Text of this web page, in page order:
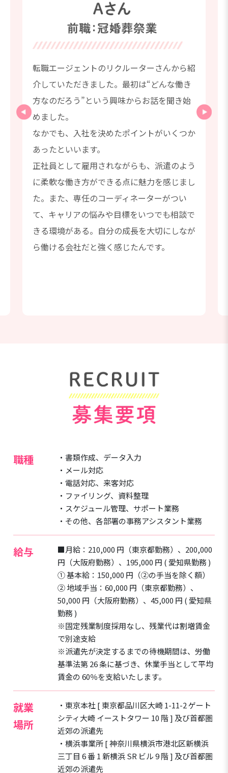
転職エージェントのリクルーターさんから紹
介していただきました。最初は“どんな働き
方なのだろう”という興味からお話を聞き始
めました。
なかでも、入社を決めたポイントがいくつか
あったといいます。
正社員として雇用されながらも、派遣のよう
に柔軟な働き方ができる点に魅力を感じまし
た。また、専任のコーディネーターがつい
て、キャリアの悩みや目標をいつでも相談で
きる環境がある。自分の成長を大切にしなが
ら働ける会社だと強く感じたんです。
職種
・書類作成、データ入力
・メール対応
・電話対応、来客対応
・ファイリング、資料整理
・スケジュール管理、サポート業務
・その他、各部署の事務アシスタント業務
給与
■月給：210,000 円（東京都勤務）、200,000
円（大阪府勤務）、195,000 円 ( 愛知県勤務 )
➀ 基本給：150,000 円（➁の手当を除く額）
➁ 地域手当：60,000 円（東京都勤務）、
50,000 円（大阪府勤務）、45,000 円 ( 愛知県
勤務 )
※固定残業制度採用なし、残業代は割増賃金
で別途支給
※派遣先が決定するまでの待機期間は、労働
基準法第 26 条に基づき、休業手当として平均
賃金の 60％を支給いたします。
就業
場所
・東京本社 [ 東京都品川区大崎 1-11-2 ゲート
シティ大崎 イーストタワー 10 階 ] 及び首都圏
近郊の派遣先
・横浜事業所 [ 神奈川県横浜市港北区新横浜
三丁目 6 番 1 新横浜 SR ビル 9 階 ] 及び首都圏
近郊の派遣先